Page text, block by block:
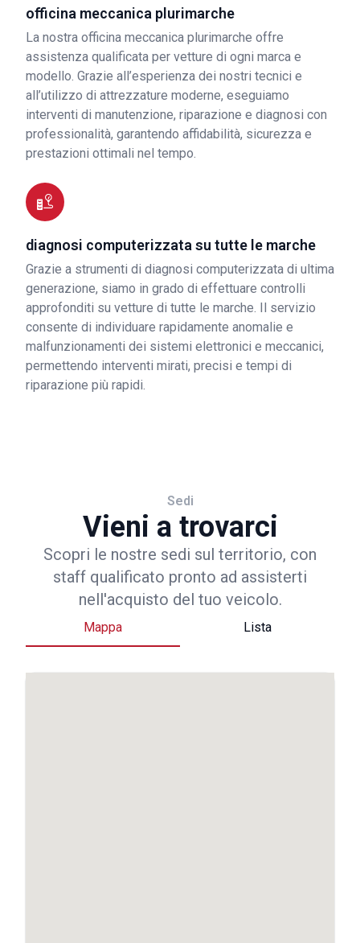
officina meccanica plurimarche
La nostra officina meccanica plurimarche offre
assistenza qualificata per vetture di ogni marca e
modello. Grazie all’esperienza dei nostri tecnici e
all’utilizzo di attrezzature moderne, eseguiamo
interventi di manutenzione, riparazione e diagnosi con
professionalità, garantendo affidabilità, sicurezza e
prestazioni ottimali nel tempo.
diagnosi computerizzata su tutte le marche
Grazie a strumenti di diagnosi computerizzata di ultima
generazione, siamo in grado di effettuare controlli
approfonditi su vetture di tutte le marche. Il servizio
consente di individuare rapidamente anomalie e
malfunzionamenti dei sistemi elettronici e meccanici,
permettendo interventi mirati, precisi e tempi di
riparazione più rapidi.
Sedi
Vieni a trovarci
Scopri le nostre sedi sul territorio, con
staff qualificato pronto ad assisterti
nell'acquisto del tuo veicolo.
Mappa Lista